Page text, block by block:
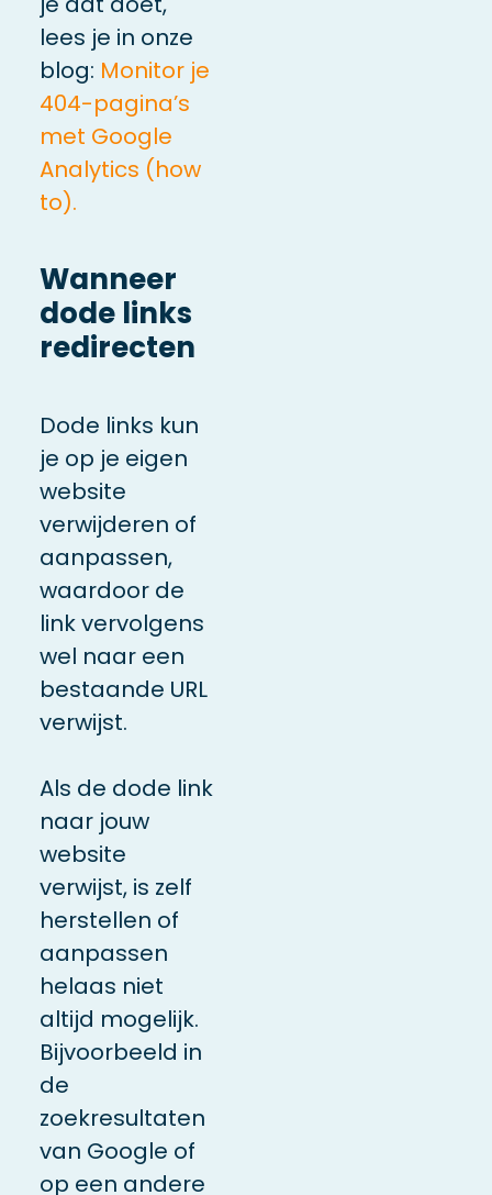
lees je in onze
blog: Monitor je
404-pagina’s
met Google
Analytics (how
to).
Wanneer
dode links
redirecten
Dode links kun
je op je eigen
website
verwijderen of
aanpassen,
waardoor de
link vervolgens
wel naar een
bestaande URL
verwijst.
Als de dode link
naar jouw
website
verwijst, is zelf
herstellen of
aanpassen
helaas niet
altijd mogelijk.
Bijvoorbeeld in
de
zoekresultaten
van Google of
op een andere